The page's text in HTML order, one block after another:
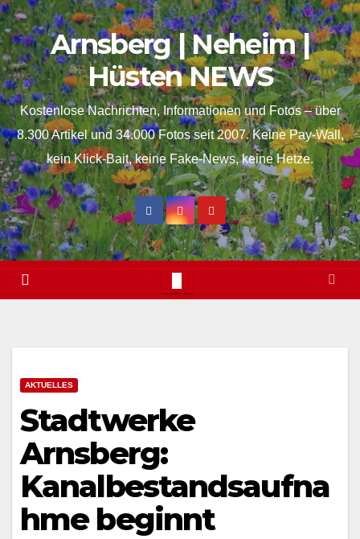
springen
Skip
to
content
Arnsberg | Neheim |
Hüsten NEWS
Kostenlose Nachrichten, Informationen und Fotos – über
8.300 Artikel und 34.000 Fotos seit 2007. Keine Pay-Wall,
kein Klick-Bait, keine Fake-News, keine Hetze.
AKTUELLES
Stadtwerke
Arnsberg:
Kanalbestandsaufna
hme beginnt